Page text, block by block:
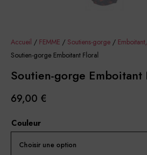
Accueil / FEMME / Soutiens-gorge /
Soutien-gorge Emboitant Floral
Soutien-gorge Emboitant
69,00 €
Couleur